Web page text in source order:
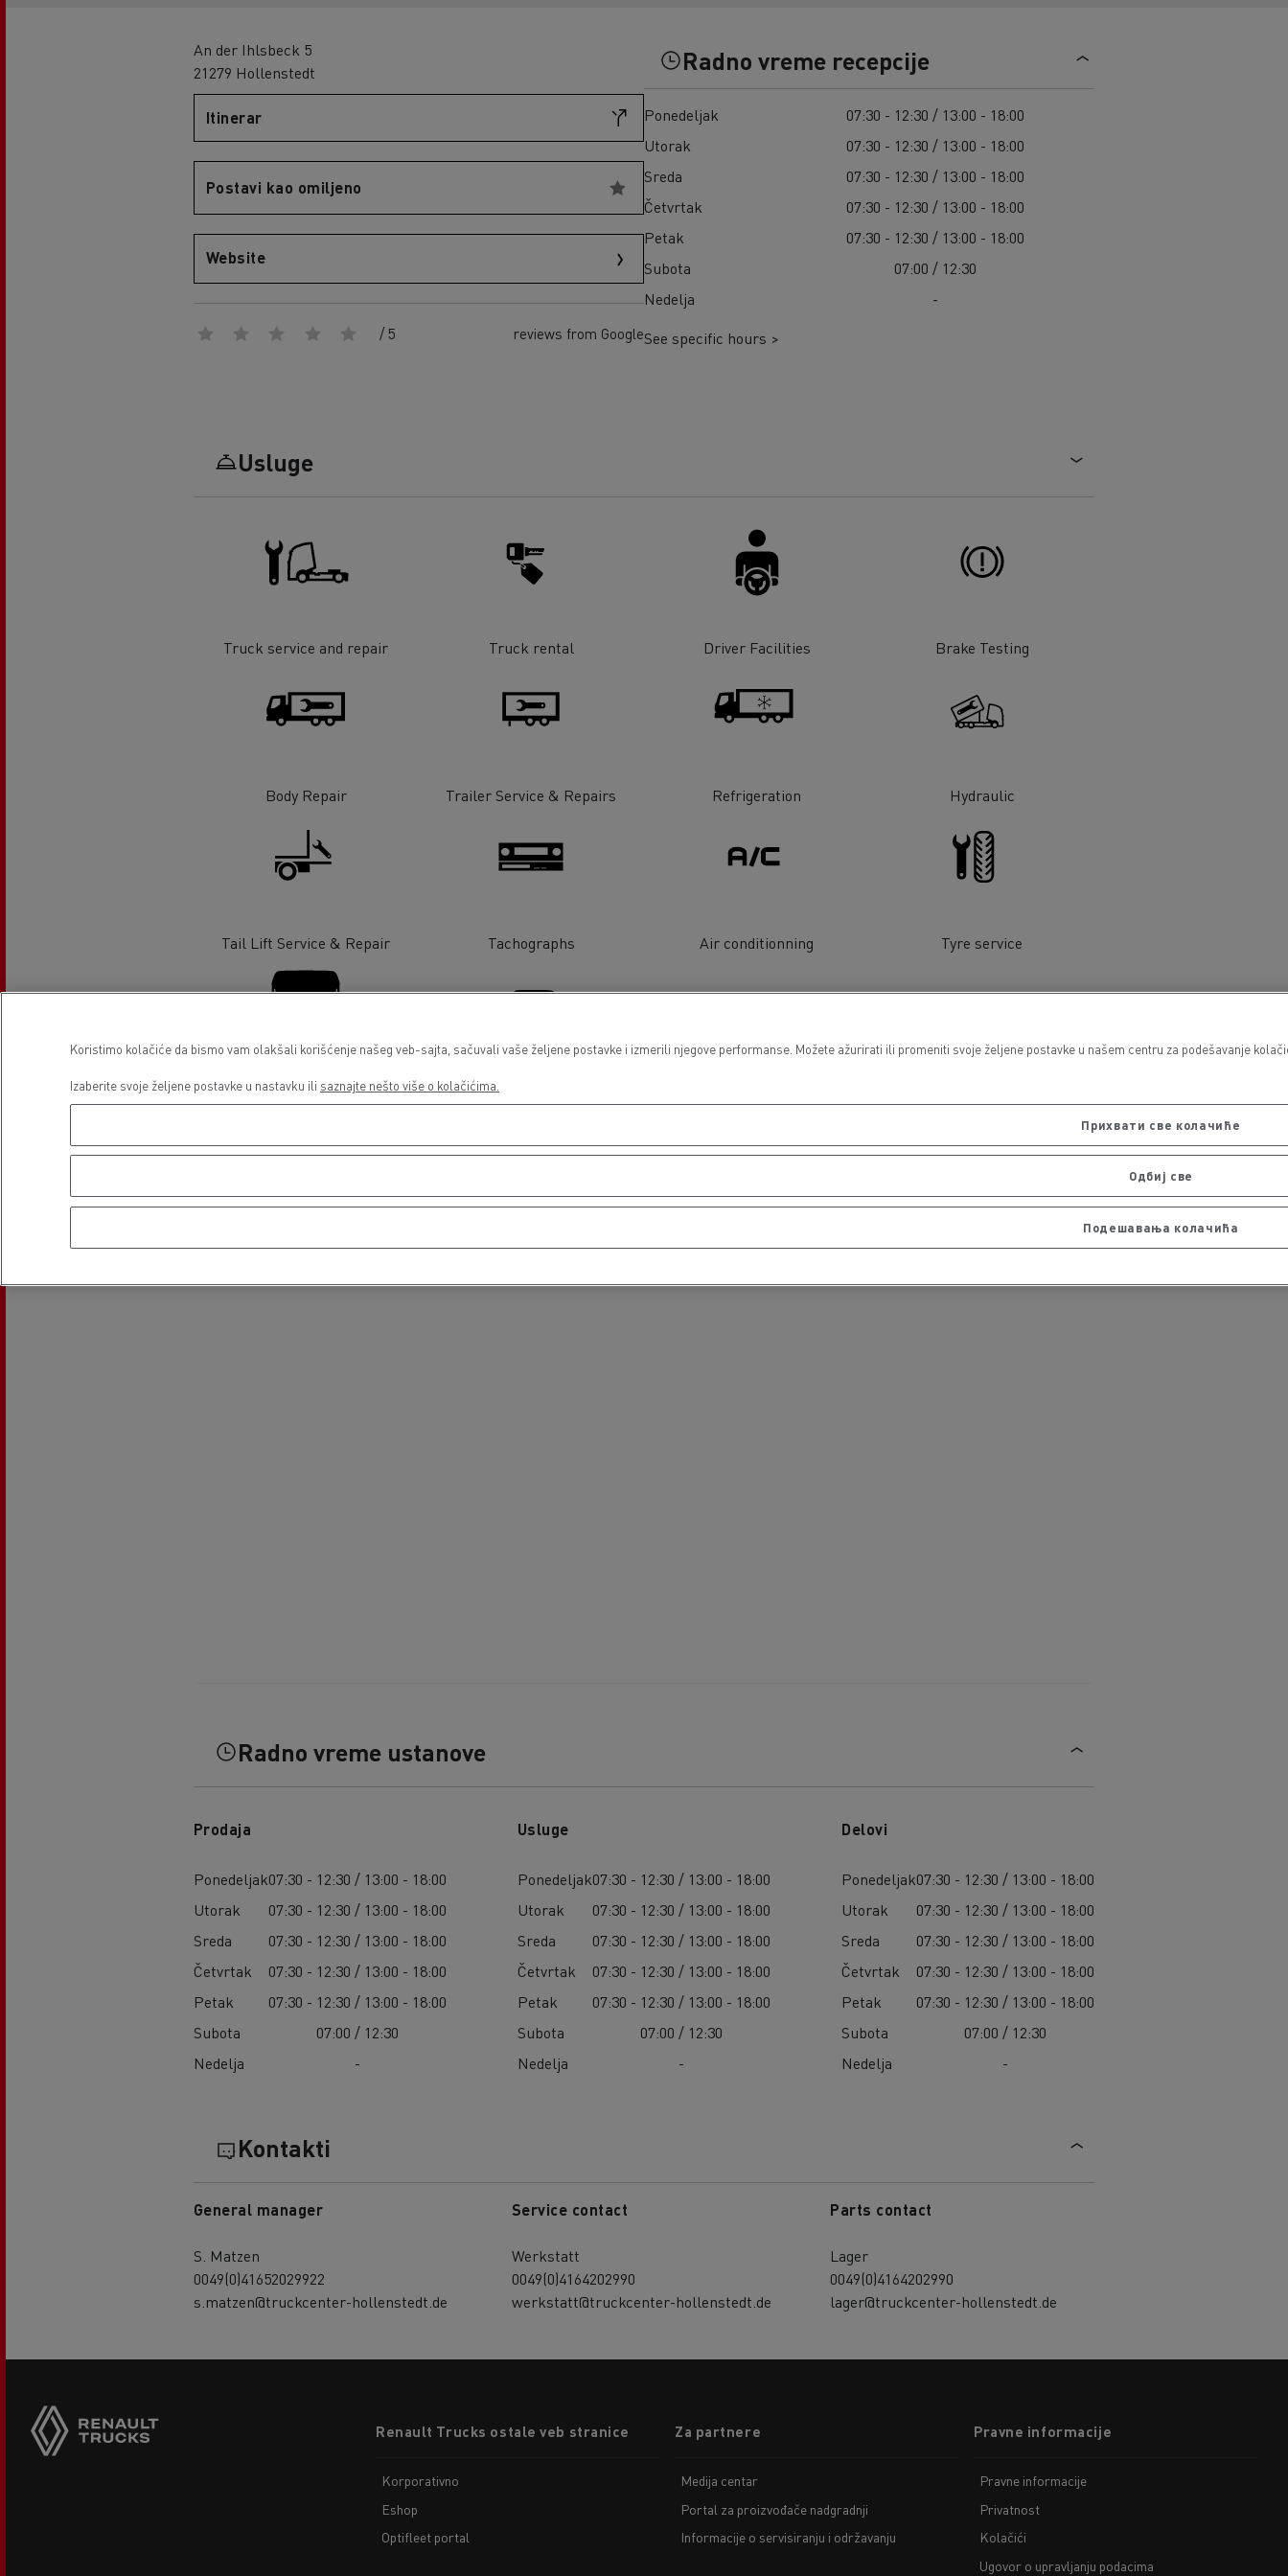
Oprema za lokalne uprave
Hitne i vatrogasne službe
Cena električnih kamiona
Naša 360° potpuno električna ponuda
Pouzdanost električnih kamiona
Feldschlösschen - Carlsberg
Zamrznuti obroci u Španiji
An der Ihlsbeck 5
21279 Hollenstedt
Itinerar
Postavi kao omiljeno
Website
/ 5 reviews from Google
Radno vreme recepcije
Ponedeljak
07:30 - 12:30 / 13:00 - 18:00
Utorak
07:30 - 12:30 / 13:00 - 18:00
Sreda
07:30 - 12:30 / 13:00 - 18:00
Četvrtak
07:30 - 12:30 / 13:00 - 18:00
Petak
07:30 - 12:30 / 13:00 - 18:00
Subota
07:00 / 12:30
Nedelja
-
See specific hours >
Usluge
Truck service and repair Truck rental Driver Facilities Brake Testing
Body Repair Trailer Service & Repairs Refrigeration Hydraulic
Tail Lift Service & Repair Tachographs Air conditionning Tyre service
Glass Replacement
Light Commercial Vehicles
Lokacija
Radno vreme ustanove
Prodaja
Ponedeljak07:30 - 12:30 / 13:00 - 18:00
Utorak
07:30 - 12:30 / 13:00 - 18:00
Sreda
07:30 - 12:30 / 13:00 - 18:00
Četvrtak
07:30 - 12:30 / 13:00 - 18:00
Petak
07:30 - 12:30 / 13:00 - 18:00
Subota
07:00 / 12:30
Nedelja
-
Usluge
Ponedeljak07:30 - 12:30 / 13:00 - 18:00
Utorak
07:30 - 12:30 / 13:00 - 18:00
Sreda
07:30 - 12:30 / 13:00 - 18:00
Četvrtak
07:30 - 12:30 / 13:00 - 18:00
Petak
07:30 - 12:30 / 13:00 - 18:00
Subota
07:00 / 12:30
Nedelja
-
Delovi
Ponedeljak07:30 - 12:30 / 13:00 - 18:00
Utorak
07:30 - 12:30 / 13:00 - 18:00
Sreda
07:30 - 12:30 / 13:00 - 18:00
Četvrtak
07:30 - 12:30 / 13:00 - 18:00
Petak
07:30 - 12:30 / 13:00 - 18:00
Subota
07:00 / 12:30
Nedelja
-
Kontakti
General manager
S. Matzen
0049(0)41652029922
s.matzen@truckcenter-hollenstedt.de
Service contact
Werkstatt
0049(0)4164202990
werkstatt@truckcenter-hollenstedt.de
Parts contact
Lager
0049(0)4164202990
lager@truckcenter-hollenstedt.de
menuRenault Trucks ostale veb stranice
Korporativno
Eshop
Optifleet portal
Za partnere
Medija centar
Portal za proizvođače nadgradnji
Informacije o servisiranju i održavanju
Pravne informacije
Pravne informacije
Privatnost
Kolačići
Ugovor o upravljanju podacima
Koristimo kolačiće da bismo vam olakšali korišćenje našeg veb-sajta, sačuvali vaše željene postavke i izmerili njegove performanse. Možete ažurirati ili promeniti svoje željene postavke u našem centru za podešavanje
Izaberite svoje željene postavke u nastavku ili saznajte nešto više o kolačićima.
Прихвати све колачиће
Одбиј све
Подешавања колачића